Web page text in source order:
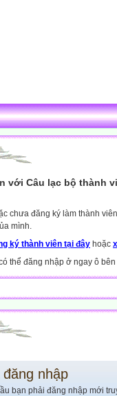
với Câu lạc bộ thành
chưa đăng ký làm thành
mình.
ký thành viên tại đây hoặc
thể đăng nhập ở ngay ô
nhập
bạn phải đăng nhập mới